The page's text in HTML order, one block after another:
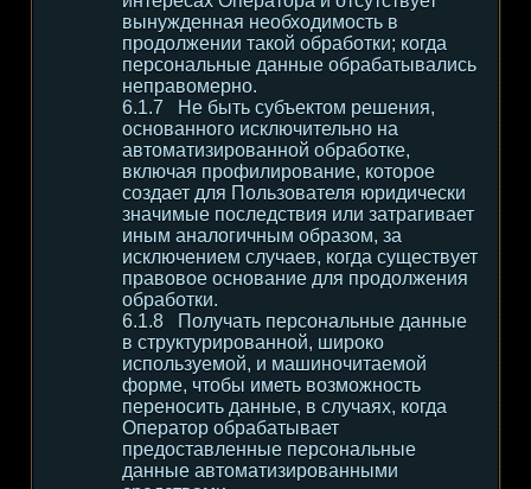
вынужденная необходимость в
продолжении такой обработки; когда
персональные данные обрабатывались
неправомерно.
Не быть субъектом решения,
основанного исключительно на
автоматизированной обработке,
включая профилирование, которое
создает для Пользователя юридически
значимые последствия или затрагивает
иным аналогичным образом, за
исключением случаев, когда существует
правовое основание для продолжения
обработки.
Получать персональные данные
в структурированной, широко
используемой, и машиночитаемой
форме, чтобы иметь возможность
переносить данные, в случаях, когда
Оператор обрабатывает
предоставленные персональные
данные автоматизированными